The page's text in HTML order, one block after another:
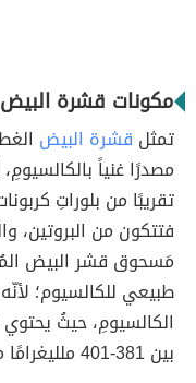
مكونات قشرة البيض
تمثل قشرة البيض
مصدرًا غنياً
تقريبًا من بلوراتِ
فتتكون من البروتين،
مَسحوق قشر البيض
الكالسيومِ، حيثُ
بين 381-401 ملليغرامًا من الكالسيوم.